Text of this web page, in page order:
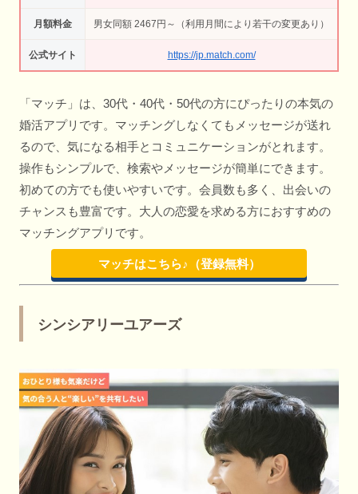
月額料金 男女同額 2467円～（利用月間により若干の変更あり）
公式サイト https://jp.match.com/
「マッチ」は、30代・40代・50代の方にぴったりの本気の
婚活アプリです。マッチングしなくてもメッセージが送れ
るので、気になる相手とコミュニケーションがとれます。
操作もシンプルで、検索やメッセージが簡単にできます。
初めての方でも使いやすいです。会員数も多く、出会いの
チャンスも豊富です。大人の恋愛を求める方におすすめの
マッチングアプリです。
マッチはこちら♪（登録無料）
シンシアリーユアーズ